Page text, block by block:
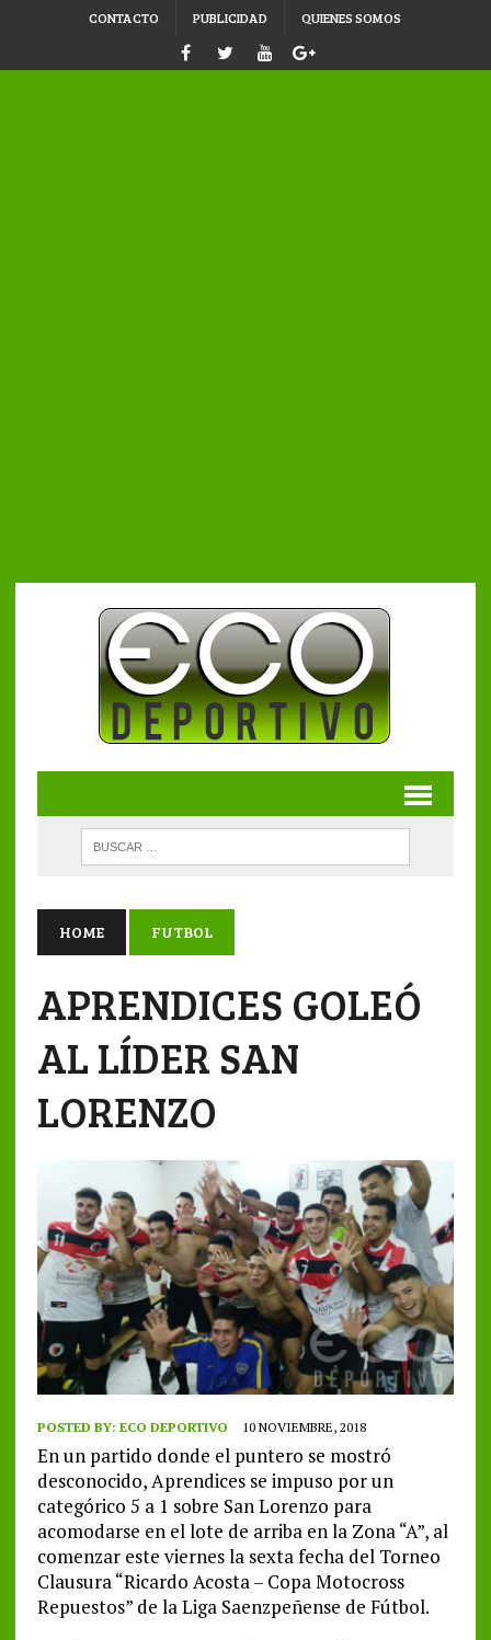
CONTACTO PUBLICIDAD QUIENES SOMOS
HOME FUTBOL
APRENDICES GOLEÓ
AL LÍDER SAN
LORENZO
POSTED BY: ECO DEPORTIVO 10 NOVIEMBRE, 2018
En un partido donde el puntero se mostró
desconocido, Aprendices se impuso por un
categórico 5 a 1 sobre San Lorenzo para
acomodarse en el lote de arriba en la Zona “A”, al
comenzar este viernes la sexta fecha del Torneo
Clausura “Ricardo Acosta – Copa Motocross
Repuestos” de la Liga Saenzpeñense de Fútbol.